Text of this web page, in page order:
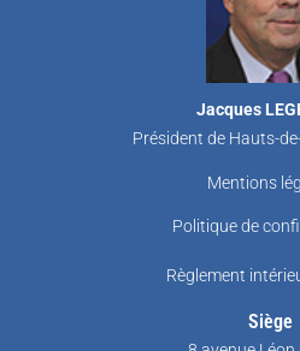
Jacques
Président de Hauts-
Mentions
Politique de
Règlement
Siège